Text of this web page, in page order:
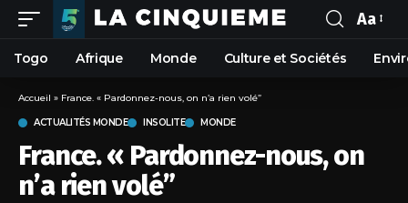
Aa
Togo Afrique Monde Culture et Sociétés
Accueil » France. « Pardonnez-nous, on n’a rien volé”
ACTUALITÉS MONDE INSOLITE MONDE
France. « Pardonnez-nous, on
n’a rien volé”